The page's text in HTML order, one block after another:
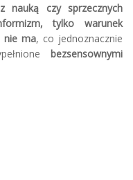
nauką czy sprzecznych
tylko warunek
nie ma, co jednoznacznie
bezsensownymi